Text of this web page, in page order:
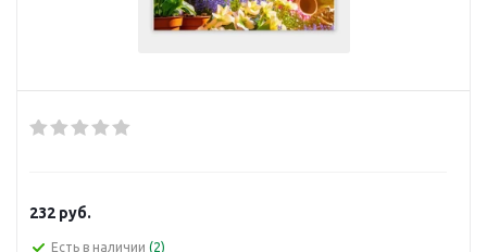
232 руб.
Есть в наличии (2)